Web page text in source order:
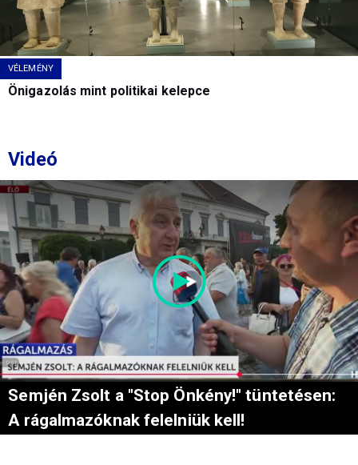
VÉLEMÉNY
Önigazolás mint politikai kelepce
Videó
Semjén Zsolt a "Stop Önkény!" tüntetésen:
A rágalmazóknak felelniük kell!